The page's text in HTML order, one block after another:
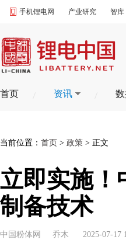
手机锂电网 产业研究 智库
首页 资讯
当前位置： 首页 > 政策 > 正文
立即实施！
制备技术
中国粉体网 乔木 2025-07-17